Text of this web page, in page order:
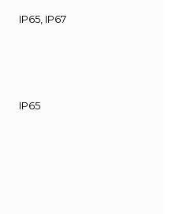
IP65, IP67
IP65